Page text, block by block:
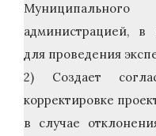
администрацией, в
для проведения
2) Создает
корректировке
в случае